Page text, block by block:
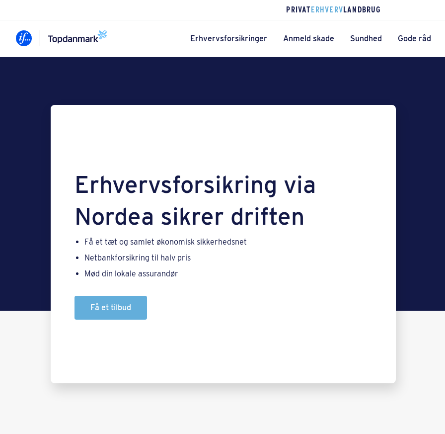
PRIVATERHVERVLANDBRUG
Erhvervsforsikringer Anmeld skade Sundhed Gode råd
Erhvervs­forsikring via
Nordea sikrer driften
Få et tæt og samlet økonomisk sikkerhedsnet
Netbankforsikring til halv pris
Mød din lokale assurandør
Få et tilbud